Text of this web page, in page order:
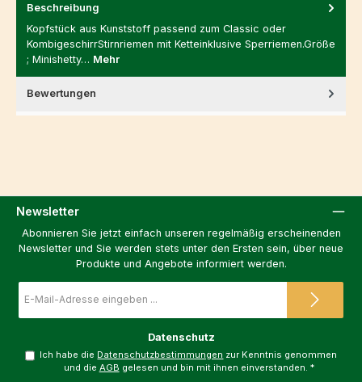
Beschreibung
Kopfstück aus Kunststoff passend zum Classic oder
KombigeschirrStirnriemen mit Ketteinklusive Sperriemen.Größe
; Minishetty… Mehr
Bewertungen
Newsletter
Abonnieren Sie jetzt einfach unseren regelmäßig erscheinenden
Newsletter und Sie werden stets unter den Ersten sein, über neue
Produkte und Angebote informiert werden.
Mail-
Datenschutz
Ich habe die Datenschutzbestimmungen zur Kenntnis genommen
und die AGB gelesen und bin mit ihnen einverstanden. *